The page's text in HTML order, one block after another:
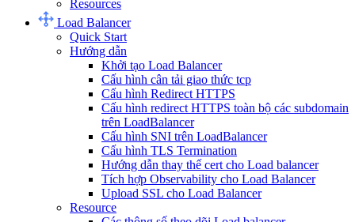
Resources
Load Balancer
Quick Start
Hướng dẫn
Khởi tạo Load Balancer
Cấu hình cân tải giao thức tcp
Cấu hình Redirect HTTPS
Cấu hình redirect HTTPS toàn bộ các subdomain
trên LoadBalancer
Cấu hình SNI trên LoadBalancer
Cấu hình TLS Termination
Hướng dẫn thay thế cert cho Load balancer
Tích hợp Observability cho Load Balancer
Upload SSL cho Load Balancer
Resource